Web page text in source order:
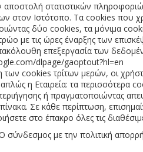
αποστολή στατιστικών
στον Ιστότοπο. Τα cookies που
δύο cookies, τα μόνιμα
με τις ώρες έναρξης των
επεξεργασία των
dlpage/gaoptout?hl=en
cookies τρίτων μερών, οι
η Εταιρεία: τα περισσότερα
ή πραγματοποιώντας
Σε κάθε περίπτωση,
στο έπακρο όλες τις
με την πολιτική